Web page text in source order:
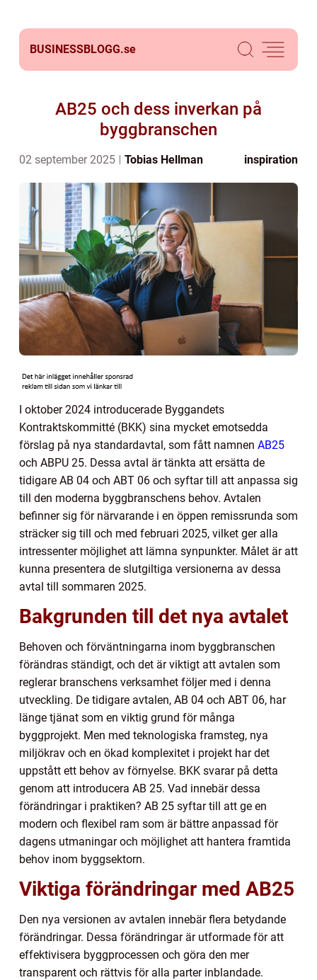
BUSINESSBLOGG.se
AB25 och dess inverkan på
byggbranschen
02 september 2025 Tobias Hellman inspiration
I oktober 2024 introducerade Byggandets
Kontraktskommitté (BKK) sina mycket emotsedda
förslag på nya standardavtal, som fått namnen AB25
och ABPU 25. Dessa avtal är tänkta att ersätta de
tidigare AB 04 och ABT 06 och syftar till att anpassa sig
till den moderna byggbranschens behov. Avtalen
befinner sig för närvarande i en öppen remissrunda som
sträcker sig till och med februari 2025, vilket ger alla
intressenter möjlighet att lämna synpunkter. Målet är att
kunna presentera de slutgiltiga versionerna av dessa
avtal till sommaren 2025.
Bakgrunden till det nya avtalet
Behoven och förväntningarna inom byggbranschen
förändras ständigt, och det är viktigt att avtalen som
reglerar branschens verksamhet följer med i denna
utveckling. De tidigare avtalen, AB 04 och ABT 06, har
länge tjänat som en viktig grund för många
byggprojekt. Men med teknologiska framsteg, nya
miljökrav och en ökad komplexitet i projekt har det
uppstått ett behov av förnyelse. BKK svarar på detta
genom att introducera AB 25. Vad innebär dessa
förändringar i praktiken? AB 25 syftar till att ge en
modern och flexibel ram som är bättre anpassad för
dagens utmaningar och möjlighet att hantera framtida
behov inom byggsektorn.
Viktiga förändringar med AB25
Den nya versionen av avtalen innebär flera betydande
förändringar. Dessa förändringar är utformade för att
effektivisera byggprocessen och göra den mer
transparent och rättvis för alla parter inblandade.